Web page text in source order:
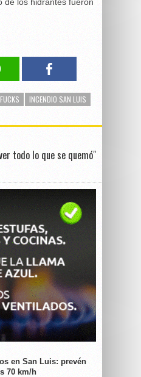
INCENDIO SAN LUIS
todo lo que se quemó"
en San Luis: prevén
70 km/h